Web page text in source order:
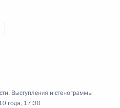
, Выступления и стенограммы
года, 17:30